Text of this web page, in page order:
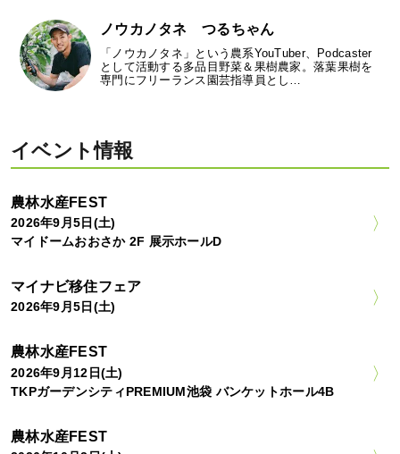
ノウカノタネ つるちゃん
「ノウカノタネ」という農系YouTuber、Podcaster
として活動する多品目野菜＆果樹農家。落葉果樹を
専門にフリーランス園芸指導員とし…
イベント情報
農林水産FEST
2026年9月5日(土)
マイドームおおさか 2F 展示ホールD
マイナビ移住フェア
2026年9月5日(土)
農林水産FEST
2026年9月12日(土)
TKPガーデンシティPREMIUM池袋 バンケットホール4B
農林水産FEST